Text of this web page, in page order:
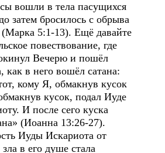
вошли в тела пасущихся
затем бросилось с обрыва
5:1-13). Ещё давайте
повествование, где
Вечерю и пошёл
как в него вошёл сатана:
кому Я, обмакнув кусок
кусок, подал Иуде
И после сего куска
(Иоанна 13:26-27).
Иуды Искариота от
в его душе стала